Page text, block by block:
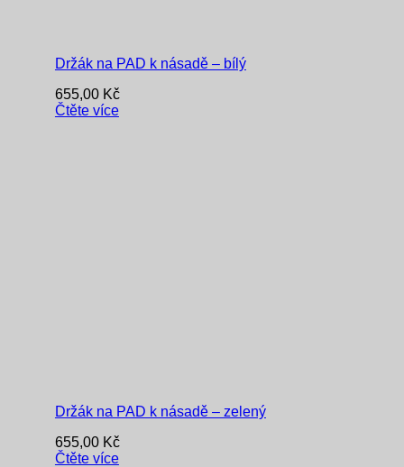
Držák na PAD k násadě – bílý
655,00 Kč
Čtěte více
Držák na PAD k násadě – zelený
655,00 Kč
Čtěte více